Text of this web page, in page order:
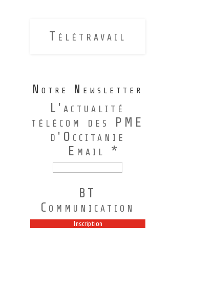
Télétravail
Notre Newsletter
L'actualité
télécom des PME
d'Occitanie
Email *
BT
Communication